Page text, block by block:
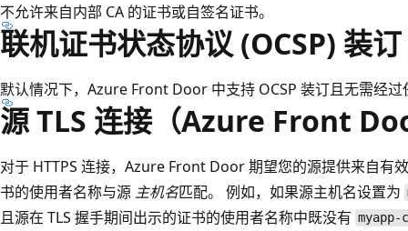
不允许来自内部 CA 的证书或自签名证书。
联机证书状态协议 (OCSP) 装订
默认情况下，Azure Front Door 中支持 OCSP 装订且无需经过
源 TLS 连接（Azure Front
对于 HTTPS 连接，Azure Front Door 期望您的源提供来自有
书的使用者名称与源 主机名匹配。 例如，如果源主机名设置为
且源在 TLS 握手期间出示的证书的使用者名称中既没有